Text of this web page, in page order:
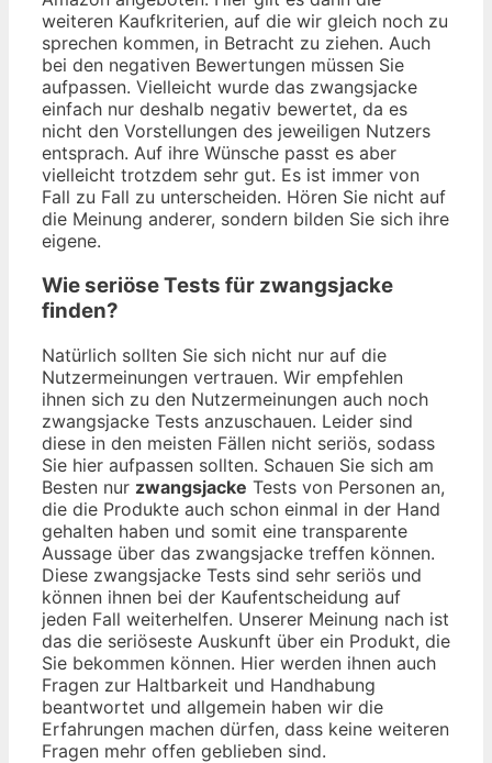
weiteren Kaufkriterien, auf die wir gleich noch zu
sprechen kommen, in Betracht zu ziehen. Auch
bei den negativen Bewertungen müssen Sie
aufpassen. Vielleicht wurde das zwangsjacke
einfach nur deshalb negativ bewertet, da es
nicht den Vorstellungen des jeweiligen Nutzers
entsprach. Auf ihre Wünsche passt es aber
vielleicht trotzdem sehr gut. Es ist immer von
Fall zu Fall zu unterscheiden. Hören Sie nicht auf
die Meinung anderer, sondern bilden Sie sich ihre
eigene.
Wie seriöse Tests für zwangsjacke
finden?
Natürlich sollten Sie sich nicht nur auf die
Nutzermeinungen vertrauen. Wir empfehlen
ihnen sich zu den Nutzermeinungen auch noch
zwangsjacke Tests anzuschauen. Leider sind
diese in den meisten Fällen nicht seriös, sodass
Sie hier aufpassen sollten. Schauen Sie sich am
Besten nur zwangsjacke Tests von Personen an,
die die Produkte auch schon einmal in der Hand
gehalten haben und somit eine transparente
Aussage über das zwangsjacke treffen können.
Diese zwangsjacke Tests sind sehr seriös und
können ihnen bei der Kaufentscheidung auf
jeden Fall weiterhelfen. Unserer Meinung nach ist
das die seriöseste Auskunft über ein Produkt, die
Sie bekommen können. Hier werden ihnen auch
Fragen zur Haltbarkeit und Handhabung
beantwortet und allgemein haben wir die
Erfahrungen machen dürfen, dass keine weiteren
Fragen mehr offen geblieben sind.